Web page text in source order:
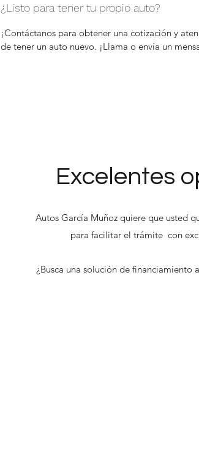
¿Listo para tener tu propio auto?
¡Contáctanos para obtener una cotización y
de tener un auto nuevo. ¡Llama o envía un
Excelentes
Autos García Muñoz quiere que usted
para facilitar el trámite con
¿Busca una solución de financiamiento